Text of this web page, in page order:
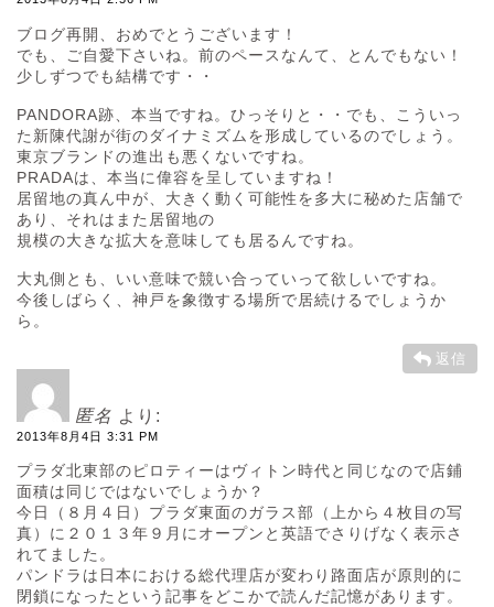
ブログ再開、おめでとうございます！
でも、ご自愛下さいね。前のペースなんて、とんでもない！
少しずつでも結構です・・
PANDORA跡、本当ですね。ひっそりと・・でも、こういっ
た新陳代謝が街のダイナミズムを形成しているのでしょう。
東京ブランドの進出も悪くないですね。
PRADAは、本当に偉容を呈していますね！
居留地の真ん中が、大きく動く可能性を多大に秘めた店舗で
あり、それはまた居留地の
規模の大きな拡大を意味しても居るんですね。
大丸側とも、いい意味で競い合っていって欲しいですね。
今後しばらく、神戸を象徴する場所で居続けるでしょうか
ら。
返信
匿名 より:
2013年8月4日 3:31 PM
プラダ北東部のピロティーはヴィトン時代と同じなので店鋪
面積は同じではないでしょうか？
今日（８月４日）プラダ東面のガラス部（上から４枚目の写
真）に２０１３年９月にオープンと英語でさりげなく表示さ
れてました。
パンドラは日本における総代理店が変わり路面店が原則的に
閉鎖になったという記事をどこかで読んだ記憶があります。